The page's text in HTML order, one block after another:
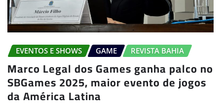
EVENTOS E SHOWS GAME REVISTA BAHIA
Marco Legal dos Games ganha palco no
SBGames 2025, maior evento de jogos
da América Latina